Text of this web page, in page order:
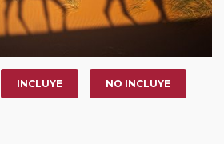
INCLUYE NO INCLUYE